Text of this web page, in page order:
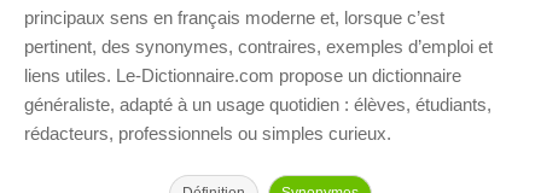
principaux sens en français moderne et, lorsque c’est
pertinent, des synonymes, contraires, exemples d’emploi et
liens utiles. Le-Dictionnaire.com propose un dictionnaire
généraliste, adapté à un usage quotidien : élèves, étudiants,
rédacteurs, professionnels ou simples curieux.